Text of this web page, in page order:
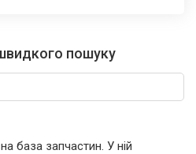
пошуку
база запчастин. У ній